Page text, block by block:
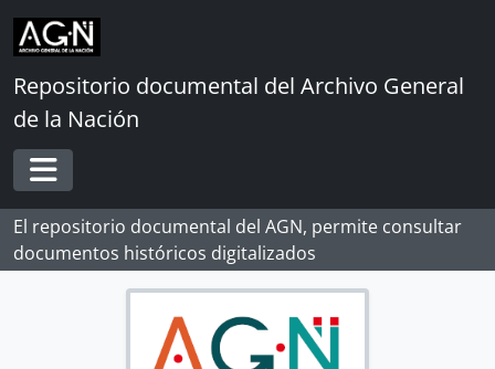
Skip to main content
Repositorio documental del Archivo General
de la Nación
Toggle navigation
El repositorio documental del AGN, permite consultar
documentos históricos digitalizados